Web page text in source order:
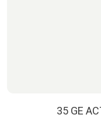
35 GE